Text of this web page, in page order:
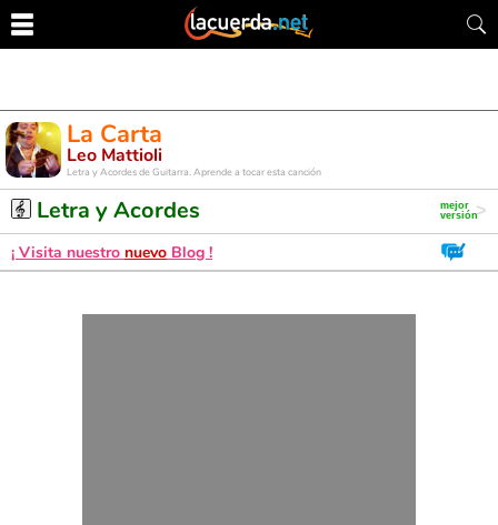
La Carta
Leo Mattioli
Letra y Acordes de Guitarra. Aprende a tocar esta canción
Letra y Acordes
¡ Visita nuestro nuevo Blog !